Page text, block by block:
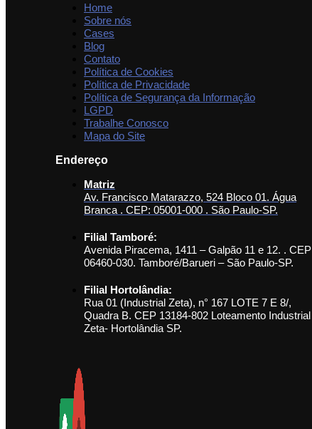
Home
Sobre nós
Cases
Blog
Contato
Política de Cookies
Política de Privacidade
Política de Segurança da Informação
LGPD
Trabalhe Conosco
Mapa do Site
Endereço
Matriz
Av. Francisco Matarazzo, 524 Bloco 01. Água
Branca . CEP: 05001-000 . São Paulo-SP.
Filial Tamboré:
Avenida Piracema, 1411 – Galpão 11 e 12. . CEP
06460-030. Tamboré/Barueri – São Paulo-SP.
Filial Hortolândia:
Rua 01 (Industrial Zeta), n° 167 LOTE 7 E 8/,
Quadra B. CEP 13184-802 Loteamento Industrial
Zeta- Hortolândia SP.